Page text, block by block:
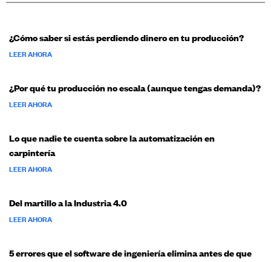
¿Cómo saber si estás perdiendo dinero en tu producción?
LEER AHORA
¿Por qué tu producción no escala (aunque tengas demanda)?
LEER AHORA
Lo que nadie te cuenta sobre la automatización en
carpintería
LEER AHORA
Del martillo a la Industria 4.0
LEER AHORA
5 errores que el software de ingeniería elimina antes de que